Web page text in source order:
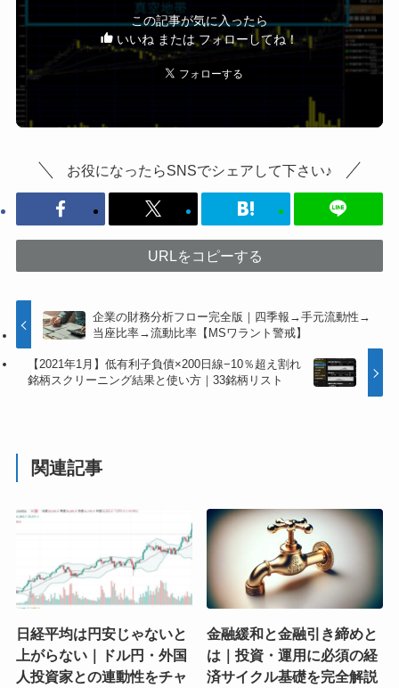
この記事が気に入ったら
いいね または フォローしてね！
お役になったらSNSでシェアして下さい♪
URLをコピーする
企業の財務分析フロー完全版｜四季報→手元流動性→
当座比率→流動比率【MSワラント警戒】
【2021年1月】低有利子負債×200日線−10％超え割れ
銘柄スクリーニング結果と使い方｜33銘柄リスト
関連記事
日経平均は円安じゃないと
上がらない｜ドル円・外国
人投資家との連動性をチャ
金融緩和と金融引き締めと
は｜投資・運用に必須の経
済サイクル基礎を完全解説